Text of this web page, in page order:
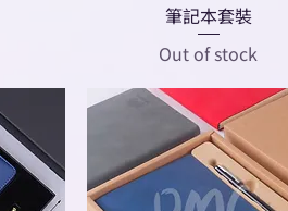
筆記本套裝
Out of stock